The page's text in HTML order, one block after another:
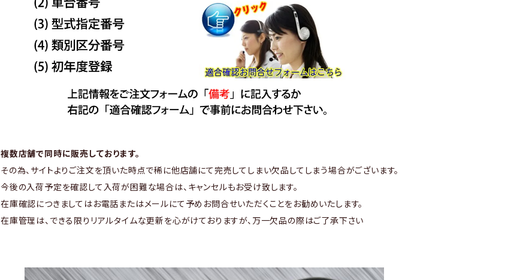
複数店舗で同時に販売しております。
その為、サイトよりご注文を頂いた時点で稀に他店舗にて完売してしまい欠品してしまう場合がございます。
今後の入荷予定を確認して入荷が困難な場合は、キャンセルもお受け致します。
在庫確認につきましてはお電話またはメールにて予めお問合せいただくことをお勧めいたします。
在庫管理は、できる限りリアルタイムな更新を心がけておりますが、万一欠品の際はご了承下さい